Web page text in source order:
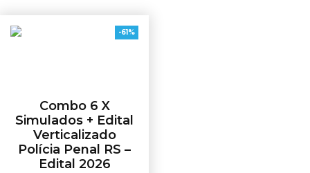
-61%
Combo 6 X
Simulados + Edital
Verticalizado
Polícia Penal RS –
Edital 2026